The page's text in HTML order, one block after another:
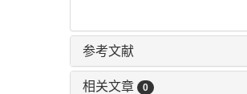
参考文献
相关文章 0